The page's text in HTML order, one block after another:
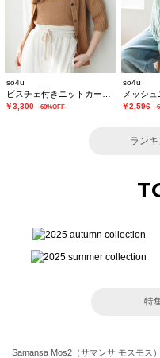
sō4ū
￥3,300 -60%OFF-
sō4ū
￥2,596 -
ラン
特
Samansa Mos2（サマンサ モスモス